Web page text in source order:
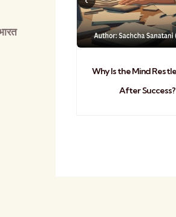
Why Is the Mind
After Success?